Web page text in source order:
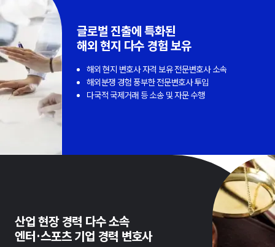
글로벌 진출에 특화된
해외 현지 다수 경험 보유
해외 현지 변호사 자격 보유 전문변호사 소속
해외분쟁 경험 풍부한 전문변호사 투입
다국적 국제거래 등 소송 및 자문 수행
산업 현장 경력 다수 소속
엔터·스포츠 기업 경력 변호사